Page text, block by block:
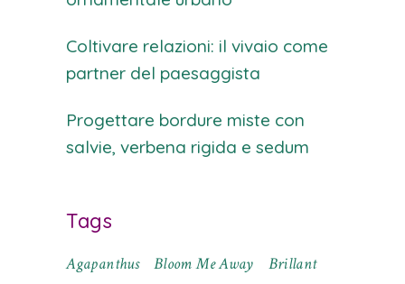
Coltivare relazioni: il vivaio come
partner del paesaggista
Progettare bordure miste con
salvie, verbena rigida e sedum
Tags
Agapanthus Bloom Me Away
Brillant